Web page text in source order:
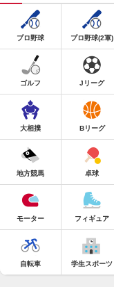
プロ野球 プロ野球(2軍)
ゴルフ Jリーグ
大相撲 Bリーグ
地方競馬 卓球
モーター フィギュア
自転車 学生スポーツ